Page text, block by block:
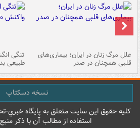
علل مرگ زنان در ایران؛ بیماری‌های
قلبی همچنان در صدر
تنگی
طبیعی
نسخه دسکتاپ
کليه حقوق اين سايت متعلق به پایگاه خبري-
استفاده از مطالب آن با ذکر